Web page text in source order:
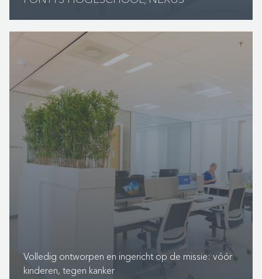
Volledig ontworpen en ingericht op de missie: vóór
kinderen, tegen kanker